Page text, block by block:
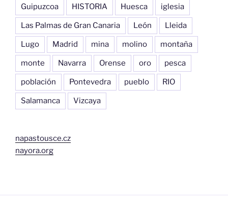
Guipuzcoa HISTORIA Huesca iglesia
Las Palmas de Gran Canaria León Lleida
Lugo Madrid mina molino montaña
monte Navarra Orense oro pesca
población Pontevedra pueblo RIO
Salamanca Vizcaya
napastousce.cz
nayora.org